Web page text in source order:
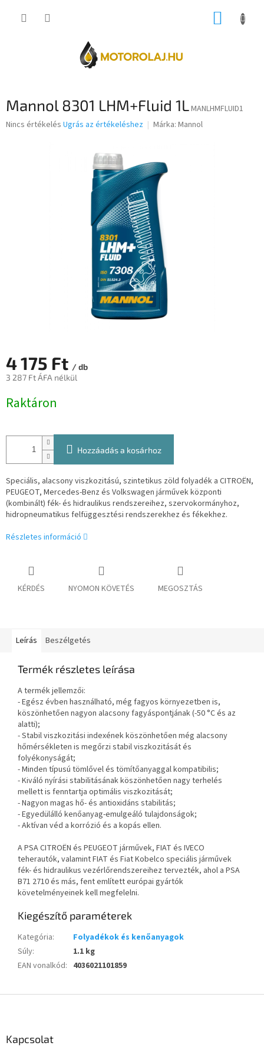
KOSÁR
Mannol 8301 LHM+Fluid 1LMANLHMFLUID1
A
Nincs értékelés Ugrás az értékeléshez Márka: Mannol
4 175 Ft / db
3 287 Ft ÁFA nélkül
Raktáron
Hozzáadás a kosárhoz
Speciális, alacsony viszkozitású, szintetikus zöld folyadék a CITROËN,
PEUGEOT, Mercedes-Benz és Volkswagen járművek központi
(kombinált) fék- és hidraulikus rendszereihez, szervokormányhoz,
hidropneumatikus felfüggesztési rendszerekhez és fékekhez.
Részletes információ
KÉRDÉS NYOMON KÖVETÉS MEGOSZTÁS
Leírás Beszélgetés
Termék részletes leírása
A termék jellemzői:
- Egész évben használható, még fagyos környezetben is,
köszönhetően nagyon alacsony fagyáspontjának (-50 °C és az
alatti);
- Stabil viszkozitási indexének köszönhetően még alacsony
hőmérsékleten is megőrzi stabil viszkozitását és
folyékonyságát;
- Minden típusú tömlővel és tömítőanyaggal kompatibilis;
- Kiváló nyírási stabilitásának köszönhetően nagy terhelés
mellett is fenntartja optimális viszkozitását;
- Nagyon magas hő- és antioxidáns stabilitás;
- Egyedülálló kenőanyag-emulgeáló tulajdonságok;
- Aktívan véd a korrózió és a kopás ellen.
A PSA CITROËN és PEUGEOT járművek, FIAT és IVECO
teherautók, valamint FIAT és Fiat Kobelco speciális járművek
fék- és hidraulikus vezérlőrendszereihez tervezték, ahol a PSA
B71 2710 és más, fent említett európai gyártók
követelményeinek kell megfelelni.
Kiegészítő paraméterek
Kategória:
Folyadékok és kenőanyagok
Súly:
1.1 kg
EAN vonalkód: 4036021101859
Kapcsolat